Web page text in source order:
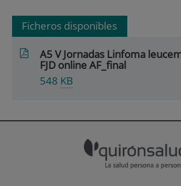
Ficheros disponibles
A5 V Jornadas Linfoma
FJD online AF_final
548 KB